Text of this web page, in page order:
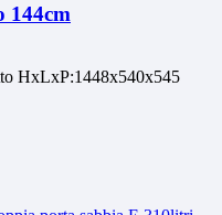
144cm
HxLxP:1448x540x545